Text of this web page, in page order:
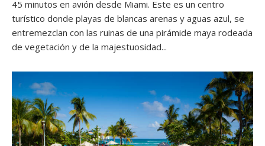
45 minutos en avión desde Miami. Este es un centro
turístico donde playas de blancas arenas y aguas azul, se
entremezclan con las ruinas de una pirámide maya rodeada
de vegetación y de la majestuosidad...